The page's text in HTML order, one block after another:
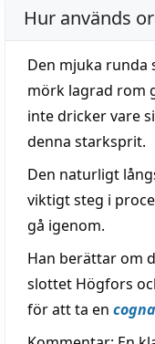
Hur används
Den mjuka runda
mörk lagrad rom
inte dricker vare
denna starksprit.
Den naturligt
viktigt steg i
gå igenom.
Han berättar om
slottet Högfors
för att ta en